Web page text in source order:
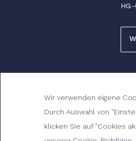
Wir verwenden eigene
Durch Auswahl von
klicken Sie auf "Cookies